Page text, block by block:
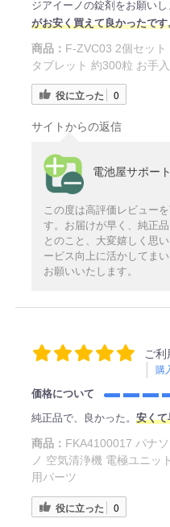
ジアイーノの錠剤をお願いし
がお安く買えて良かったです
商品： F-ZVC03 2個セッ
タブレット 約300粒 お手
役に立った 0
サイトからの返信
電池屋サポート
この度は高評価レビュー
す。お届けが早く、純正
とのこと、大変嬉しく思
ービス向上に活かしてま
お願いいたします。
ご利
購
価格について
純正品で、良かった。 安くて
商品： FKA4100017 パナ
ノ 空気清浄機 電極ユニッ
用パーツ
役に立った 0